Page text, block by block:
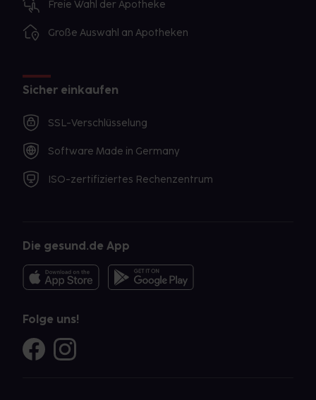
Freie Wahl der Apotheke
Große Auswahl an Apotheken
Sicher einkaufen
SSL-Verschlüsselung
Software Made in Germany
ISO-zertifiziertes Rechenzentrum
Die gesund.de App
Folge uns!